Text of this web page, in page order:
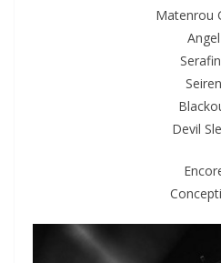
Matenrou
Angel
Seiren
Devil